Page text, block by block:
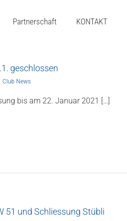
Partnerschaft KONTAKT
geschlossen
Club News
bis am 22. Januar 2021 […]
51 und Schliessung Stübli